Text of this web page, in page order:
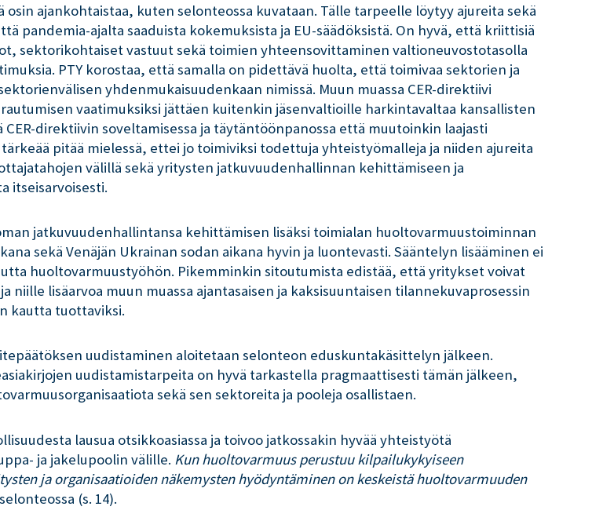
ajankohtaistaa, kuten selonteossa kuvataan. Tälle tarpeelle löytyy ajureita sekä
pandemia-ajalta saaduista kokemuksista ja EU-säädöksistä. On hyvä, että kriittisiä
sektorikohtaiset vastuut sekä toimien yhteensovittaminen valtioneuvostotasolla
PTY korostaa, että samalla on pidettävä huolta, että toimivaa sektorien ja
yhdenmukaisuudenkaan nimissä. Muun muassa CER-direktiivi
vaatimuksiksi jättäen kuitenkin jäsenvaltioille harkintavaltaa kansallisten
direktiivin soveltamisessa ja täytäntöönpanossa että muutoinkin laajasti
pitää mielessä, ettei jo toimiviksi todettuja yhteistyömalleja ja niiden ajureita
välillä sekä yritysten jatkuvuudenhallinnan kehittämiseen ja
itseisarvoisesti.
jatkuvuudenhallintansa kehittämisen lisäksi toimialan huoltovarmuustoiminnan
sekä Venäjän Ukrainan sodan aikana hyvin ja luontevasti. Sääntelyn lisääminen ei
huoltovarmuustyöhön. Pikemminkin sitoutumista edistää, että yritykset voivat
lisäarvoa muun muassa ajantasaisen ja kaksisuuntaisen tilannekuvaprosessin
kautta tuottaviksi.
uudistaminen aloitetaan selonteon eduskuntakäsittelyn jälkeen.
uudistamistarpeita on hyvä tarkastella pragmaattisesti tämän jälkeen,
sekä sen sektoreita ja pooleja osallistaen.
lausua otsikkoasiassa ja toivoo jatkossakin hyvää yhteistyötä
ja jakelupoolin välille. Kun huoltovarmuus perustuu kilpailukykyiseen
ja organisaatioiden näkemysten hyödyntäminen on keskeistä huoltovarmuuden
(s. 14).